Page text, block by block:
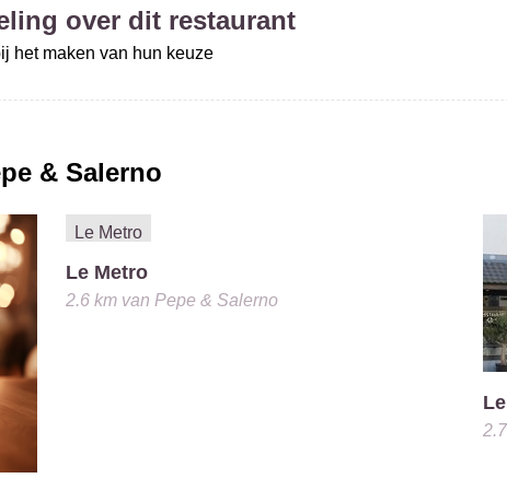
over dit restaurant
het maken van hun keuze
& Salerno
Le Metro
2.6 kmvan Pepe & Salerno